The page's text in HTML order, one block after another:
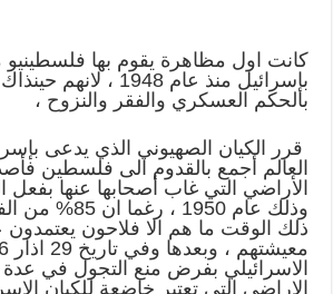
كانت اول مظاهرة يقوم بها
بإسرائيل منذ عام 1948 ،
بالحكم العسكري والفقر والنزوح ،
قرر الكيان الصهيوني الذي يدعى
العالم أجمع بالقدوم الى فلسطين
الأراضي التي غاب أصحابها عنها بفعل
وذلك عام 1950 ،
ذلك الوقت ما هم الا فلاحون
الاسرائيلي بفرض منع التجول في
الاراضي التي تعتبر خاضعة للكيان